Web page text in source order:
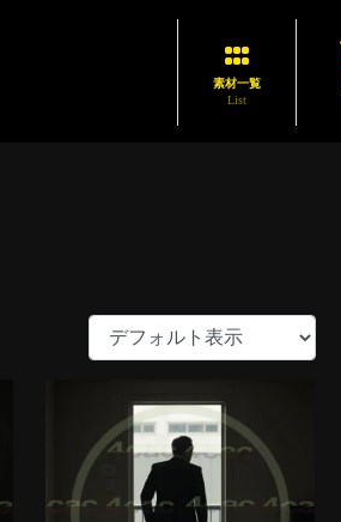
素材一覧
List